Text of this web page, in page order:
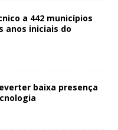
a 442 municípios
anos iniciais do
baixa presença